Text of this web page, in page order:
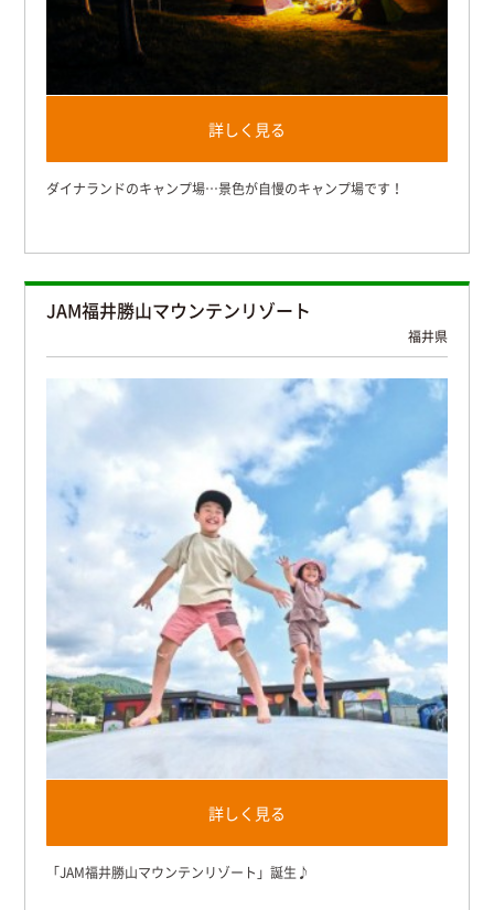
詳しく見る
ダイナランドのキャンプ場…景色が自慢のキャンプ場です！
JAM福井勝山マウンテンリゾート
福井県
詳しく見る
「JAM福井勝山マウンテンリゾート」誕生♪